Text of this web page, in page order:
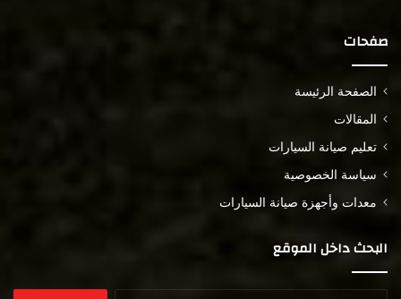
صفحات
الصفحة الرئيسة
المقالات
تعليم صيانة السيارات
سياسة الخصوصية
معدات وأجهزة صيانة السيارات
البحث داخل الموقع